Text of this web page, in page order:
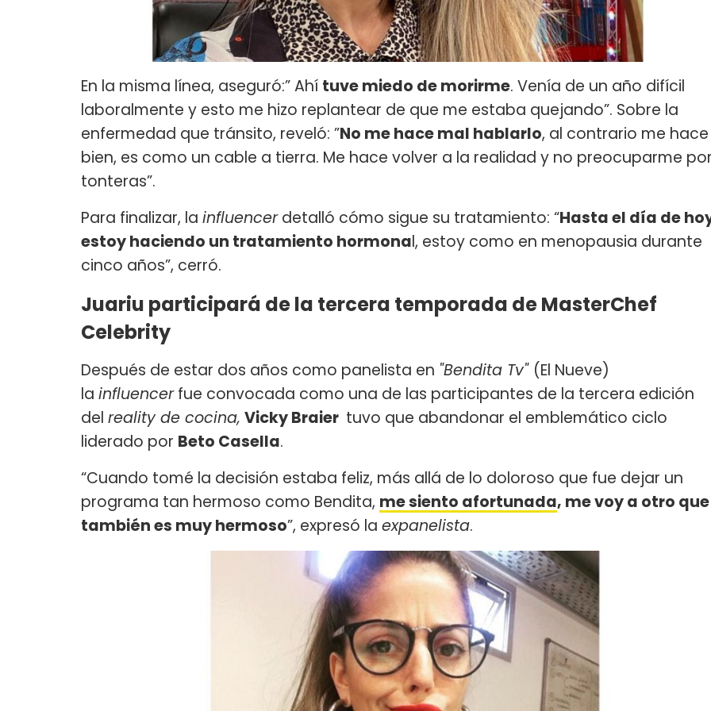
En la misma línea, aseguró:” Ahí tuve miedo de morirme. Venía de un año difícil
laboralmente y esto me hizo replantear de que me estaba quejando”. Sobre la
enfermedad que tránsito, reveló: ”No me hace mal hablarlo, al contrario me hace
bien, es como un cable a tierra. Me hace volver a la realidad y no preocuparme
tonteras”.
Para finalizar, la influencerdetalló cómo sigue su tratamiento: “Hasta el día de
estoy haciendo un tratamiento hormonal, estoy como en menopausia durante
cinco años”, cerró.
Juariu participará de la tercera temporada de MasterChef
Celebrity
Después de estar dos años como panelista en "Bendita Tv" (El Nueve)
la influencerfue convocada como una de las participantes de la tercera edición
del reality de cocina, Vicky Braier tuvo que abandonar el emblemático ciclo
liderado por Beto Casella.
“Cuando tomé la decisión estaba feliz, más allá de lo doloroso que fue dejar un
programa tan hermoso como Bendita, me siento afortunada, me voy a otro que
también es muy hermoso”, expresó la expanelista.